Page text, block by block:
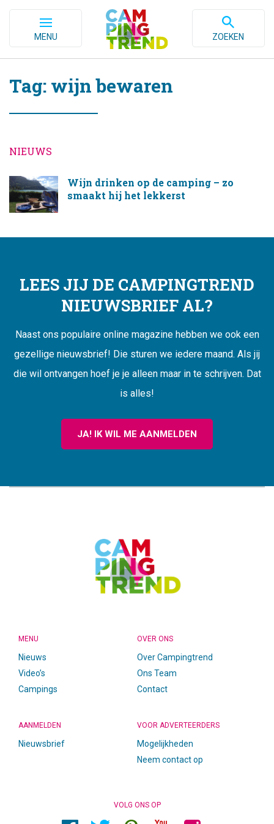
MENU ZOEKEN
Tag: wijn bewaren
NIEUWS
Wijn drinken op de camping – zo
smaakt hij het lekkerst
LEES JIJ DE CAMPINGTREND
NIEUWSBRIEF AL?
Naast ons populaire online magazine hebben we ook een
gezellige nieuwsbrief! Die sturen we iedere maand. Als jij
die wil ontvangen hoef je je alleen maar in te schrijven. Dat
is alles!
JA! IK WIL ME AANMELDEN
MENU
Nieuws
Video’s
Campings
OVER ONS
Over Campingtrend
Ons Team
Contact
AANMELDEN
Nieuwsbrief
VOOR ADVERTEERDERS
Mogelijkheden
Neem contact op
VOLG ONS OP